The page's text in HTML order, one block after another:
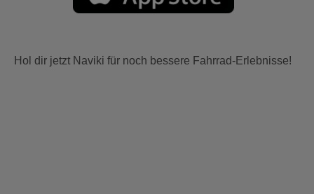
Hol dir jetzt Naviki für noch bessere Fahrrad-Erlebnisse!